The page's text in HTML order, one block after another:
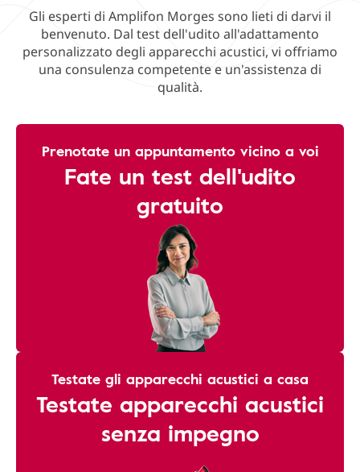
Gli esperti di Amplifon Morges sono lieti di darvi il
benvenuto. Dal test dell'udito all'adattamento
personalizzato degli apparecchi acustici, vi offriamo
una consulenza competente e un'assistenza di
qualità.
Prenotate un appuntamento vicino a voi
Fate un test dell'udito
gratuito
Testate gli apparecchi acustici a casa
Testate apparecchi acustici
senza impegno